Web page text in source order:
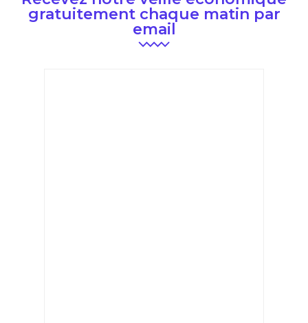
gratuitement chaque matin par
email